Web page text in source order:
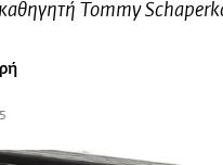
Tommy